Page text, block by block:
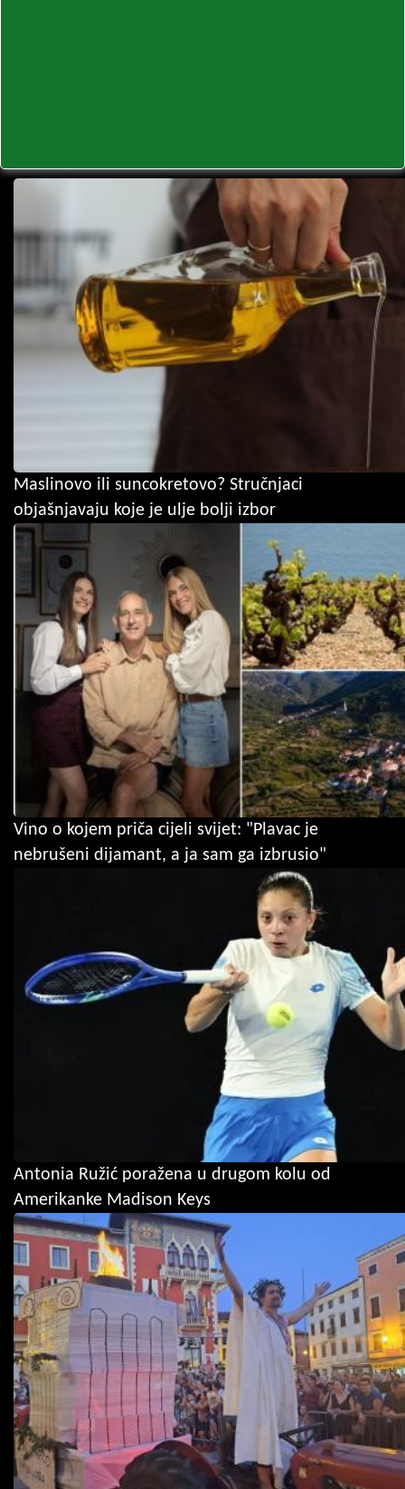
Maslinovo ili suncokretovo? Stručnjaci
objašnjavaju koje je ulje bolji izbor
Vino o kojem priča cijeli svijet: "Plavac je
nebrušeni dijamant, a ja sam ga izbrusio"
Antonia Ružić poražena u drugom kolu od
Amerikanke Madison Keys